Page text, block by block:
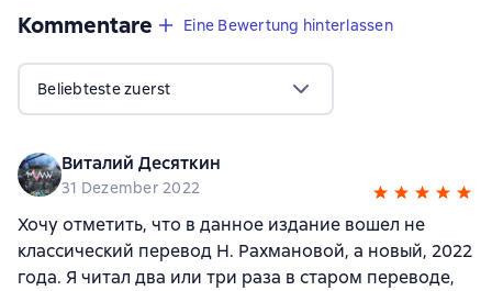
Kommentare 114 Bewertungen
Eine Bewertung hinterlassen
Beliebteste zuerst
Виталий Десяткин
31 Dezember 2022
Хочу отметить, что в данное издание вошел не
классический перевод Н. Рахмановой, а новый, 2022
года. Я читал два или три раза в старом переводе,